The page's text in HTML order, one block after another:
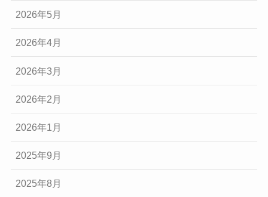
2026年5月
2026年4月
2026年3月
2026年2月
2026年1月
2025年9月
2025年8月